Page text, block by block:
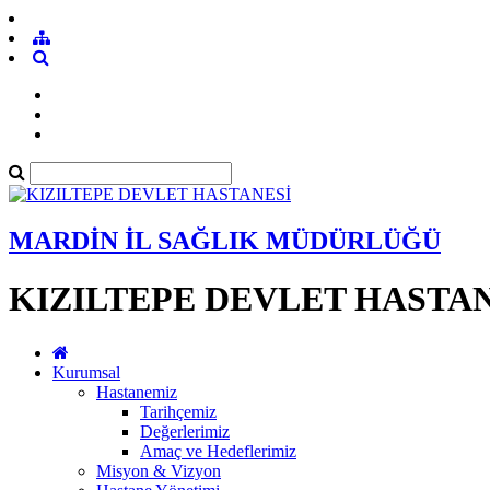
MARDİN İL SAĞLIK MÜDÜRLÜĞÜ
KIZILTEPE DEVLET
Kurumsal
Hastanemiz
Tarihçemiz
Değerlerimiz
Amaç ve Hedeflerimiz
Misyon & Vizyon